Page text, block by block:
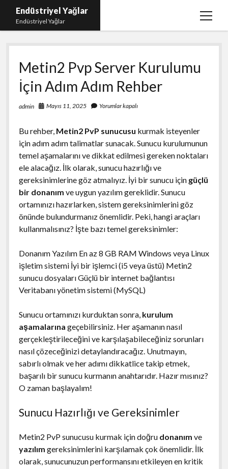
Endüstriyel Yağlar
Endüstriyel Yağlar
menüyü
Igtv Yorum Hilesi Ücretsiz
Instagram Gizli Hesap Görme Uygulamasız
Linkedin Beğeni Yükleme
Liste
Ücretsiz Şifresiz Twitter Beğeni Hilesi
Metin2 Pvp Server Kurulumu
İçin Adım Adım Rehber
admin Mayıs 11, 2025 Yorumlar kapalı
Bu rehber, Metin2 PvP sunucusu kurmak isteyenler
için adım adım talimatlar sunacak. Sunucu kurulumunun
temel aşamalarını ve dikkat edilmesi gereken noktaları
ele alacağız. İlk olarak, sunucu hazırlığı ve
gereksinimlerine göz atmalıyız. İyi bir sunucu için güçlü
bir donanım ve uygun yazılım gereklidir. Sunucu
ortamınızı hazırlarken, sistem gereksinimlerini göz
önünde bulundurmanız önemlidir. Peki, hangi araçları
kullanmalısınız? İşte bazı temel gereksinimler:
Donanım Yazılım En az 8 GB RAM Windows veya Linux
işletim sistemi İyi bir işlemci (i5 veya üstü) Metin2
sunucu dosyaları Güçlü bir internet bağlantısı
Veritabanı yönetim sistemi (MySQL)
Sunucu ortamınızı kurduktan sonra, kurulum
aşamalarına geçebilirsiniz. Her aşamanın nasıl
gerçekleştirileceğini ve karşılaşabileceğiniz sorunları
nasıl çözeceğinizi detaylandıracağız. Unutmayın,
sabırlı olmak ve her adımı dikkatlice takip etmek,
başarılı bir sunucu kurmanın anahtarıdır. Hazır mısınız?
O zaman başlayalım!
Sunucu Hazırlığı ve Gereksinimler
Metin2 PvP sunucusu kurmak için doğru donanım ve
yazılım gereksinimlerini karşılamak çok önemlidir. İlk
olarak, sunucunuzun performansını etkileyen en kritik